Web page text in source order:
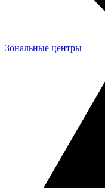
Зональные центры